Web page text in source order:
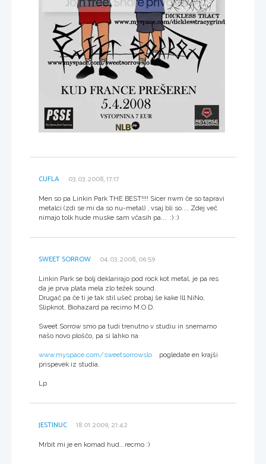
CUFLA 03.03.2008, 17:17
Men so pa Linkin Park THE BEST!!!! Sicer nwm če so tapravi
metalci (zdi se mi da so nu-metal) , vsaj bli so.... Zdej več
nimajo tolk hude muske sam včasih pa... :) :)
SWEET SORROW 04.03.2008, 06:59
Linkin Park se bolj deklarirajo pod rock kot metal, je pa res
da je prva plata mela zlo težek sound.
Drugač pa če ti je tak stil ušeč probaj še kake Ill NiNo,
Slipknot, Biohazard pa recimo M.O.D.
Sweet Sorrow smo pa tudi trenutno v studiu in snemamo
našo novo ploščo, pa si lahko na
www.myspace.com/sweetsorrowslo
pogledate en krajši
prispevek iz studia.
Lp
JESTINUC 18.01.2009, 21:42
Mrbit mi je en komad hud...recmo :)